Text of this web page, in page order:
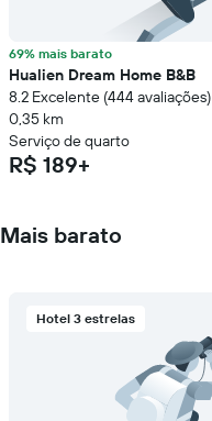
69% mais barato
Hualien Dream Home B&B
8.2 Excelente (444 avaliações)
0,35 km
Serviço de quarto
R$ 189+
Mais barato
Hotel 3 estrelas